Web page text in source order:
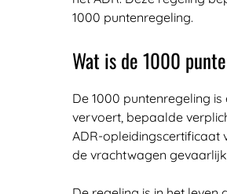
1000 puntenregeling.
Wat is de 1000
De 1000 puntenregeling
vervoert, bepaalde
ADR-opleidingscertificaat
de vrachtwagen